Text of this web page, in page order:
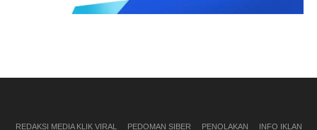
REDAKSI MEDIA KLIK VIRAL PEDOMAN SIBER PENOLAKAN INFO IKLAN